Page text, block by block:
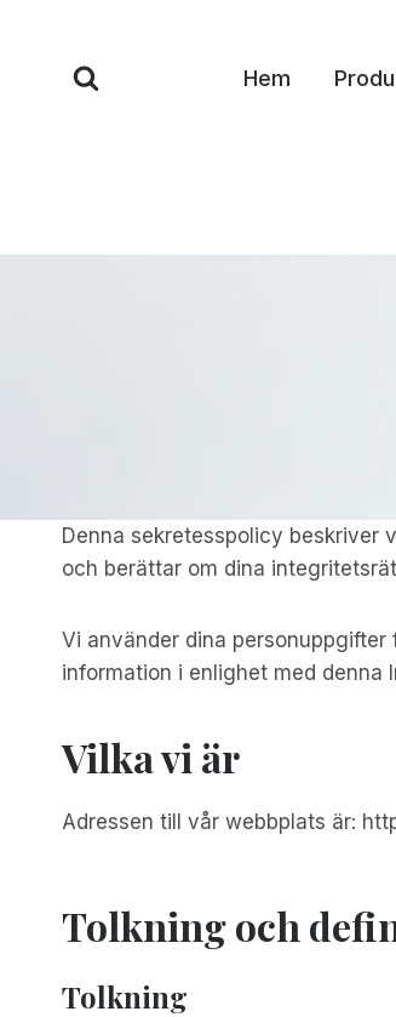
innehåll
Hem
Denna sekretesspolicy beskriver
och berättar om dina
Vi använder dina
information i enlighet med denna
Vilka vi är
Adressen till vår webbplats är:
Tolkning och
Tolkning